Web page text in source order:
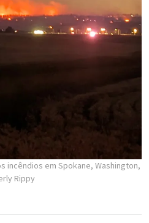
incêndios em Spokane, Washington,
Rippy